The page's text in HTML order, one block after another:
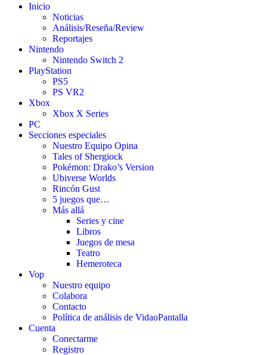
Inicio
Noticias
Análisis/Reseña/Review
Reportajes
Nintendo
Nintendo Switch 2
PlayStation
PS5
PS VR2
Xbox
Xbox X Series
PC
Secciones especiales
Nuestro Equipo Opina
Tales of Shergiock
Pokémon: Drako’s Version
Ubiverse Worlds
Rincón Gust
5 juegos que…
Más allá
Series y cine
Libros
Juegos de mesa
Teatro
Hemeroteca
Vop
Nuestro equipo
Colabora
Contacto
Política de análisis de VidaoPantalla
Cuenta
Conectarme
Registro